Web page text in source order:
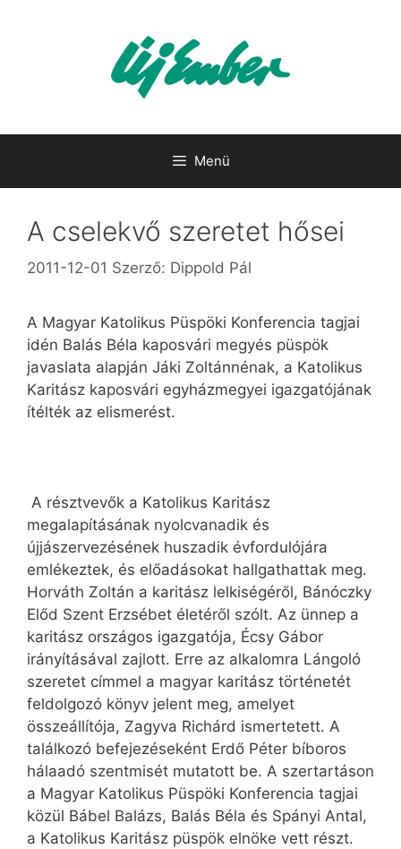
Menü
A cselekvő szeretet hősei
2011-12-01 Szerző: Dippold Pál
A Magyar Katolikus Püspöki Konferencia tagjai
idén Balás Béla kaposvári megyés püspök
javaslata alapján Jáki Zoltánnénak, a Katolikus
Karitász kaposvári egyházmegyei igazgatójának
ítélték az elismerést.
A résztvevők a Katolikus Karitász
megalapításának nyolcvanadik és
újjászervezésének huszadik évfordulójára
emlékeztek, és előadásokat hallgathattak meg.
Horváth Zoltán a karitász lelkiségéről, Bánóczky
Előd Szent Erzsébet életéről szólt. Az ünnep a
karitász országos igazgatója, Écsy Gábor
irányításával zajlott. Erre az alkalomra Lángoló
szeretet címmel a magyar karitász történetét
feldolgozó könyv jelent meg, amelyet
összeállítója, Zagyva Richárd ismertetett. A
találkozó befejezéseként Erdő Péter bíboros
hálaadó szentmisét mutatott be. A szertartáson
a Magyar Katolikus Püspöki Konferencia tagjai
közül Bábel Balázs, Balás Béla és Spányi Antal,
a Katolikus Karitász püspök elnöke vett részt.